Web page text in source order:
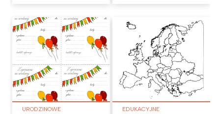
URODZINOWE EDUKACYJNE